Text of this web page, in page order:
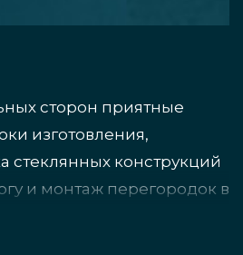
сторон приятные
изготовления,
стеклянных конструкций
и монтаж перегородок в